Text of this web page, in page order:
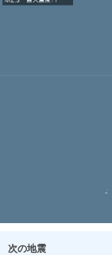
次の地震